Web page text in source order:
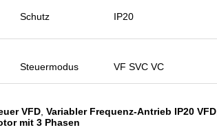
Schutz IP20
Steuermodus VF SVC VC
VFD Variabler Frequenz-Antrieb IP20 VFD
mit 3 Phasen